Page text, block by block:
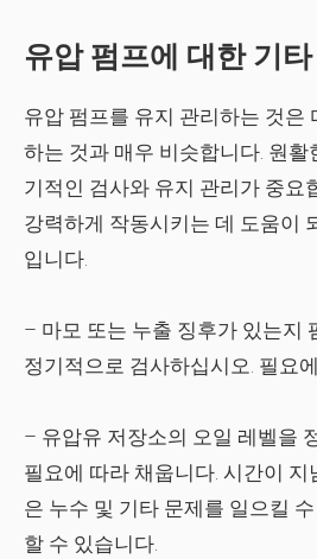
유압 펌프에 대한 기
유압 펌프를 유지 관리하는 것은
하는 것과 매우 비슷합니다. 원활
기적인 검사와 유지 관리가 중요
강력하게 작동시키는 데 도움이
입니다.
– 마모 또는 누출 징후가 있는지
정기적으로 검사하십시오. 필요
– 유압유 저장소의 오일 레벨을
필요에 따라 채웁니다. 시간이 지
은 누수 및 기타 문제를 일으킬
할 수 있습니다.